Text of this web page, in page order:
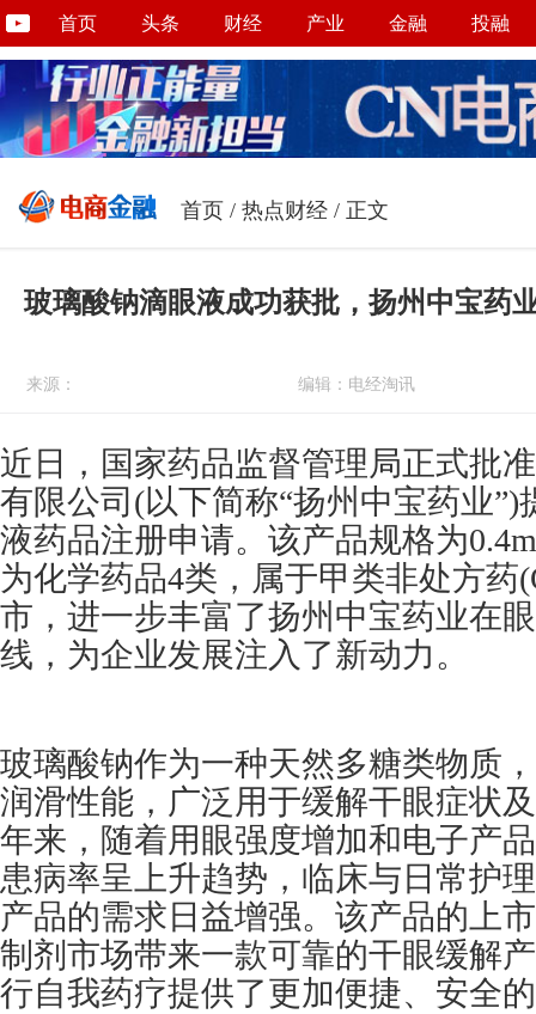
首页 头条 财经 产业 金融 投融
首页 / 热点财经 / 正文
玻璃酸钠滴眼液成功获批，扬州中宝药
来源： 编辑：电经淘讯
近日，国家药品监督管理局正式批
有限公司(以下简称“扬州中宝药业
液药品注册申请。该产品规格为
为化学药品4类，属于甲类非处方药
市，进一步丰富了扬州中宝药业在
线，为企业发展注入了新动力。
玻璃酸钠作为一种天然多糖类物质
润滑性能，广泛用于缓解干眼症状
年来，随着用眼强度增加和电子产
患病率呈上升趋势，临床与日常护
产品的需求日益增强。该产品的上
制剂市场带来一款可靠的干眼缓解
行自我药疗提供了更加便捷、安全